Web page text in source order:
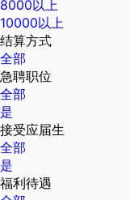
8000以上
10000以上
结算方式
全部
急聘职位
全部
是
接受应届生
全部
是
福利待遇